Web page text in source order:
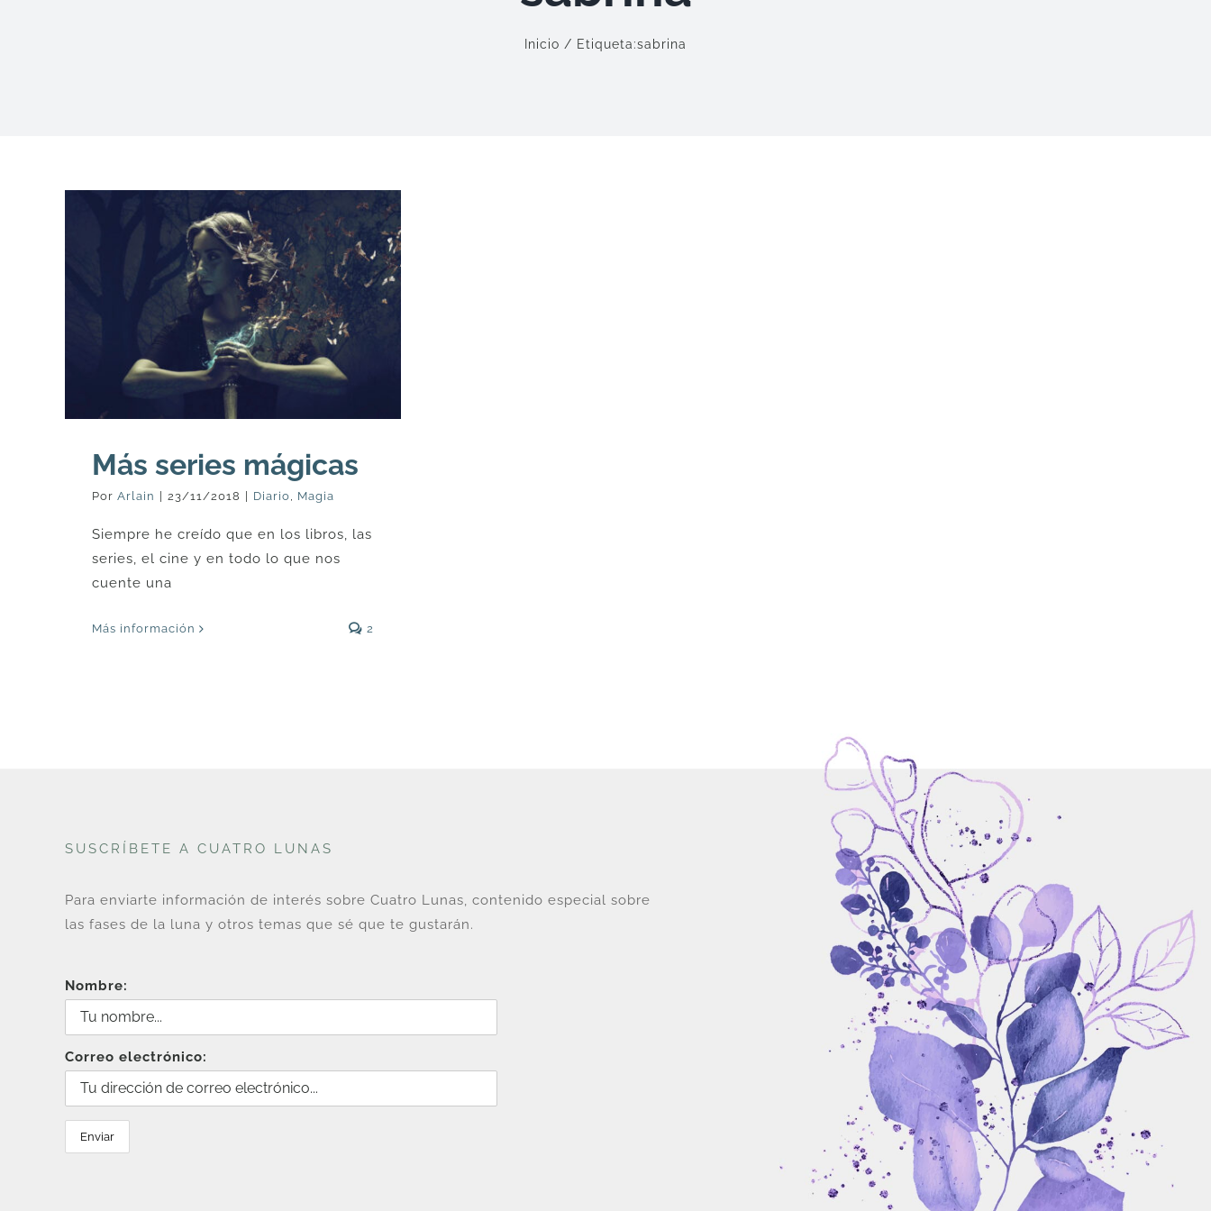
Inicio Etiqueta:sabrina
Más series mágicas
Por Arlain 23/11/2018 Diario, Magia
Siempre he creído que en los libros, las
series, el cine y en todo lo que nos
cuente una
Más información 2
SUSCRÍBETE A CUATRO LUNAS
Para enviarte información de interés sobre Cuatro Lunas, contenido especial sobre
las fases de la luna y otros temas que sé que te gustarán.
Nombre:
Correo electrónico: